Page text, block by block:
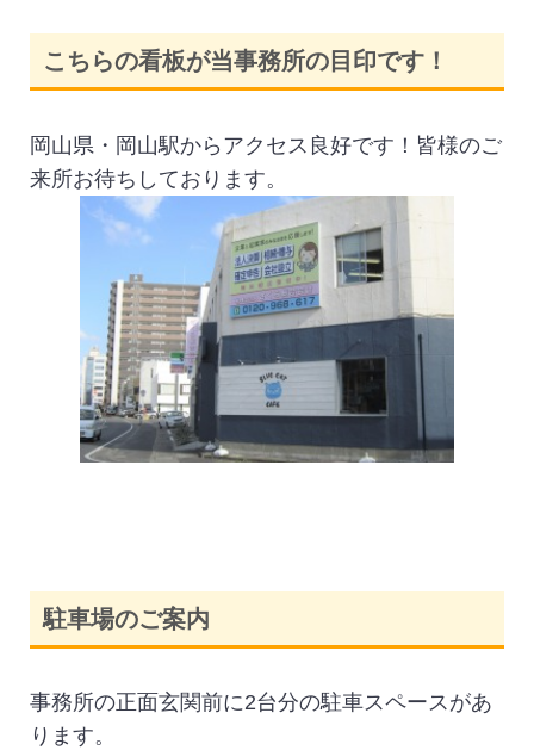
こちらの看板が当事務所の目印です！
岡山県・岡山駅からアクセス良好です！皆様のご
来所お待ちしております。
駐車場のご案内
事務所の正面玄関前に2台分の駐車スペースがあ
ります。